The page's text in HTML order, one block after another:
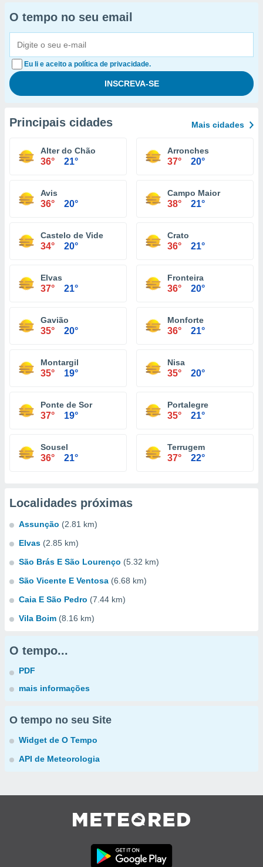
O tempo no seu email
Eu li e aceito a política de privacidade.
Principais cidades Mais cidades
Alter do Chão
36° 21°
Arronches
37° 20°
Avis
36° 20°
Campo Maior
38° 21°
Castelo de Vide
34° 20°
Crato
36° 21°
Elvas
37° 21°
Fronteira
36° 20°
Gavião
35° 20°
Monforte
36° 21°
Montargil
35° 19°
Nisa
35° 20°
Ponte de Sor
37° 19°
Portalegre
35° 21°
Sousel
36° 21°
Terrugem
37° 22°
Localidades próximas
Assunção (2.81 km)
Elvas (2.85 km)
São Brás E São Lourenço (5.32 km)
São Vicente E Ventosa (6.68 km)
Caia E São Pedro (7.44 km)
Vila Boim (8.16 km)
O tempo...
PDF
mais informações
O tempo no seu Site
Widget de O Tempo
API de Meteorologia